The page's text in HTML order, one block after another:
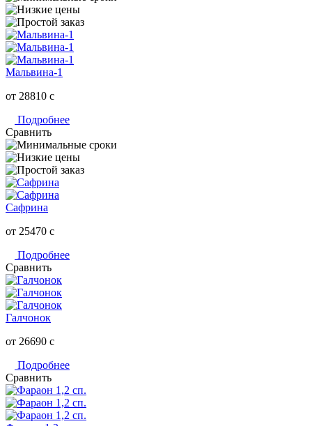
Мальвина-1
от 28810 c
Подробнее
Сравнить
Сафрина
от 25470 c
Подробнее
Сравнить
Галчонок
от 26690 c
Подробнее
Сравнить